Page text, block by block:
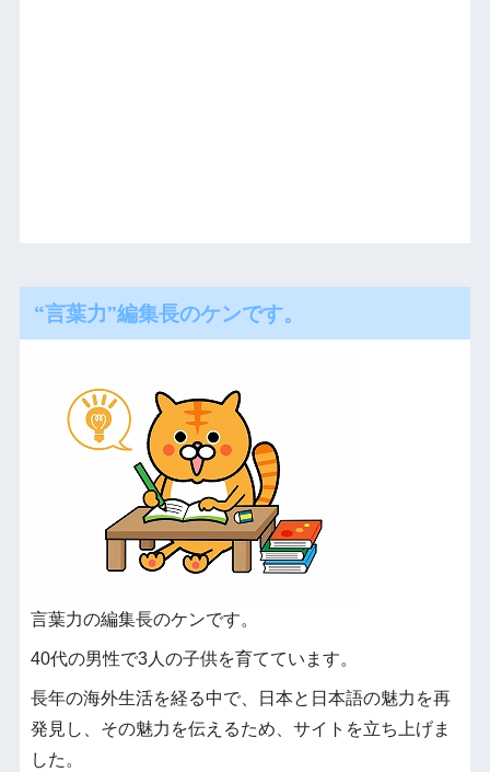
“言葉力”編集長のケンです。
言葉力の編集長のケンです。
40代の男性で3人の子供を育てています。
長年の海外生活を経る中で、日本と日本語の魅力を再
発見し、その魅力を伝えるため、サイトを立ち上げま
した。